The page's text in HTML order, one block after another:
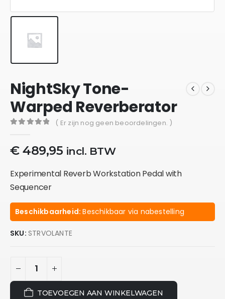
NightSky Tone-
Warped Reverberator
( Er zijn nog geen beoordelingen. )
€489,95 incl. BTW
Experimental Reverb Workstation Pedal with
Sequencer
Beschikbaarheid:Beschikbaar via nabestelling
SKU: STRVOLANTE
TOEVOEGEN AAN WINKELWAGEN